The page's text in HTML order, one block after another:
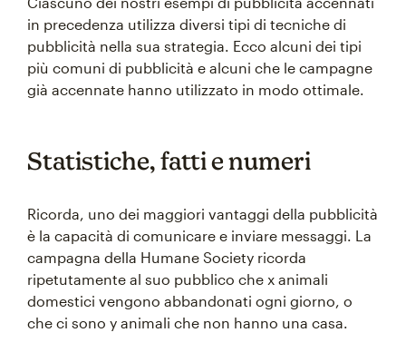
in precedenza utilizza diversi tipi di tecniche di
pubblicità nella sua strategia. Ecco alcuni dei tipi
più comuni di pubblicità e alcuni che le campagne
già accennate hanno utilizzato in modo ottimale.
Statistiche, fatti e numeri
Ricorda, uno dei maggiori vantaggi della pubblicità
è la capacità di comunicare e inviare messaggi. La
campagna della Humane Society ricorda
ripetutamente al suo pubblico che x animali
domestici vengono abbandonati ogni giorno, o
che ci sono y animali che non hanno una casa.